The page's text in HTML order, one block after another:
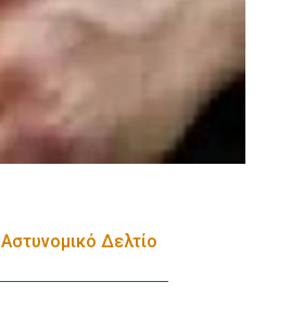
Αστυνομικό Δελτίο